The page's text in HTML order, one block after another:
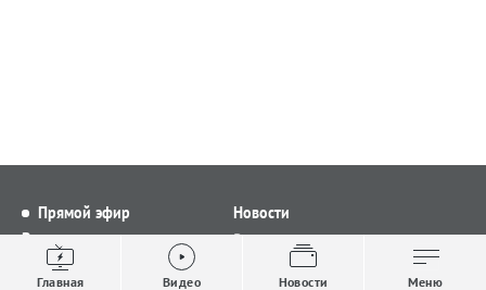
Прямой эфир
Видео
Выпуски новостей
Новости
Все новости
Общество
Главная Видео Новости Меню